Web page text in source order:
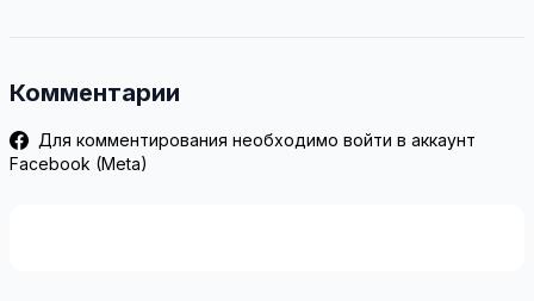
Комментарии
Для комментирования необходимо войти в аккаунт
Facebook (Meta)